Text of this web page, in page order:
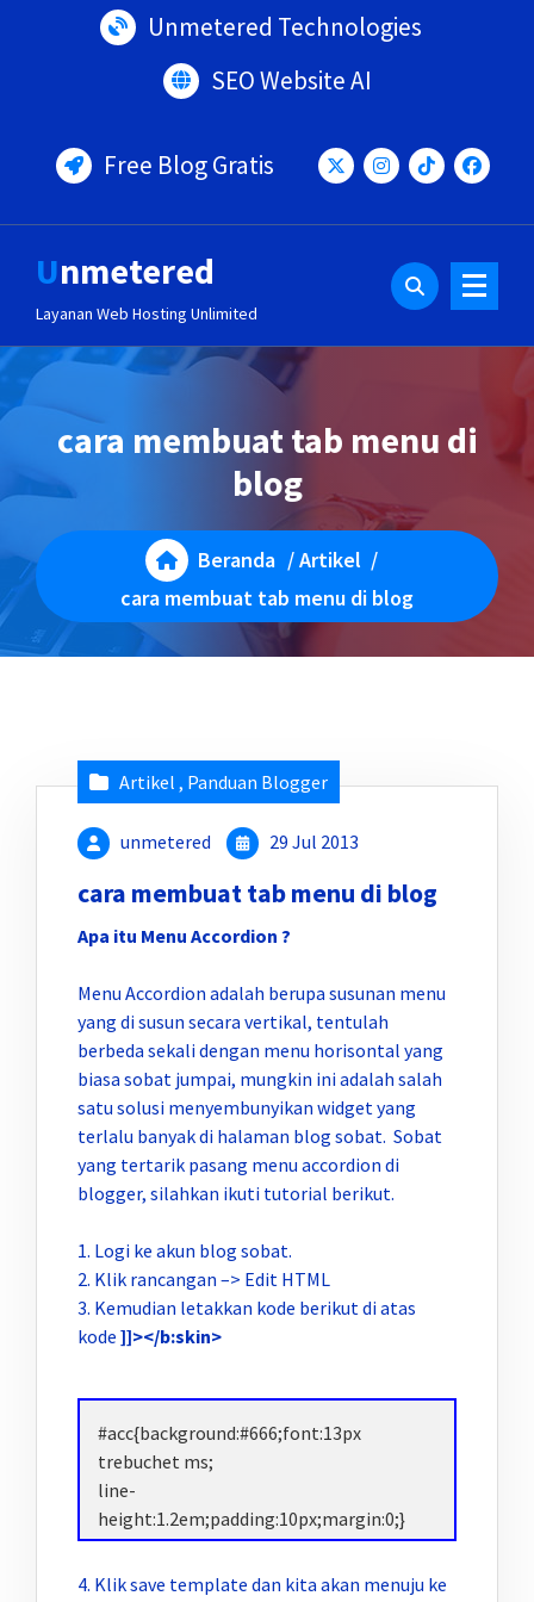
Unmetered Technologies
SEO Website AI
Free Blog Gratis
Unmetered
Layanan Web Hosting Unlimited
cara membuat tab menu di
blog
Beranda /Artikel /
cara membuat tab menu di blog
Artikel , Panduan Blogger
unmetered 29 Jul 2013
cara membuat tab menu di blog
Apa itu Menu Accordion ?
Menu Accordion adalah berupa susunan menu
yang di susun secara vertikal, tentulah
berbeda sekali dengan menu horisontal yang
biasa sobat jumpai, mungkin ini adalah salah
satu solusi menyembunyikan widget yang
terlalu banyak di halaman blog sobat. Sobat
yang tertarik pasang menu accordion di
blogger, silahkan ikuti tutorial berikut.
1. Logi ke akun blog sobat.
2. Klik rancangan –> Edit HTML
3. Kemudian letakkan kode berikut di atas
kode ]]></b:skin>
#acc{background:#666;font:13px
trebuchet ms;
line-
height:1.2em;padding:10px;margin:0;}
#acc h3{background:-moz-linear-
gradient(top,#ccc,#999);padding:5px
4. Klik save template dan kita akan menuju ke